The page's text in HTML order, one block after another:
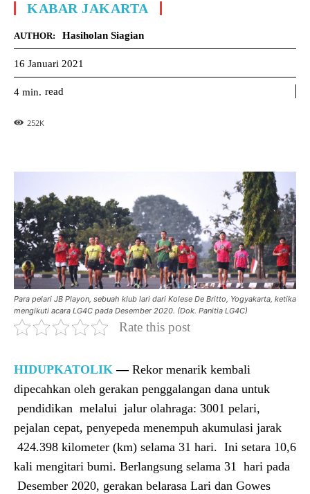
KABAR JAKARTA
AUTHOR: Hasiholan Siagian
16 Januari 2021
4 min. read
252K
Para pelari JB Playon, sebuah klub lari dari Kolese De Britto, Yogyakarta, ketika
mengikuti acara LG4C pada Desember 2020. (Dok. Panitia LG4C)
Rate this post
HIDUPKATOLIK— Rekor menarik kembali
dipecahkan oleh gerakan penggalangan dana untuk
pendidikan melalui jalur olahraga: 3001 pelari,
pejalan cepat, penyepeda menempuh akumulasi jarak
424.398 kilometer (km) selama 31 hari. Ini setara 10,6
kali mengitari bumi. Berlangsung selama 31 hari pada
Desember 2020, gerakan belarasa Lari dan Gowes